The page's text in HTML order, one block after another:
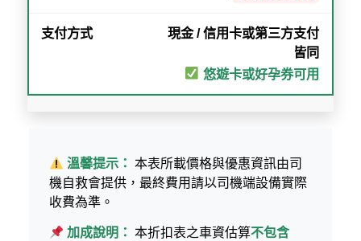
現金 / 信用卡或第三方支付
皆同
悠遊卡或好孕券可用
溫馨提示： 本表所載價格與優惠資訊由司
機自救會提供，最終費用請以司機端設備實際
收費為準。
加成說明： 本折扣表之車資估算不包含